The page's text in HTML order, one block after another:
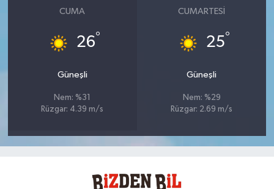
CUMA
26°
Güneşli
Nem: %31
Rüzgar: 4.39 m/s
CUMARTESI
25°
Güneşli
Nem: %29
Rüzgar: 2.69 m/s